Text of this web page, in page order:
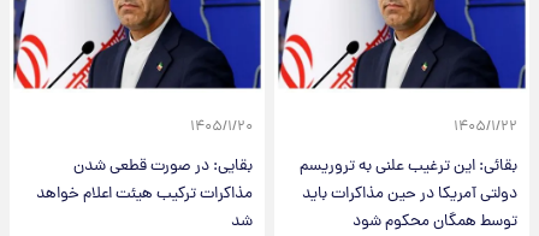
۱۴۰۵/۱/۲۲
بقائی: این ترغیب علنی به تروریسم
دولتی آمریکا در حین مذاکرات باید
توسط همگان محکوم شود
۱۴۰۵/۱/۲۰
بقایی: در صورت قطعی شدن
مذاکرات ترکیب هیئت اعلام خواهد
شد